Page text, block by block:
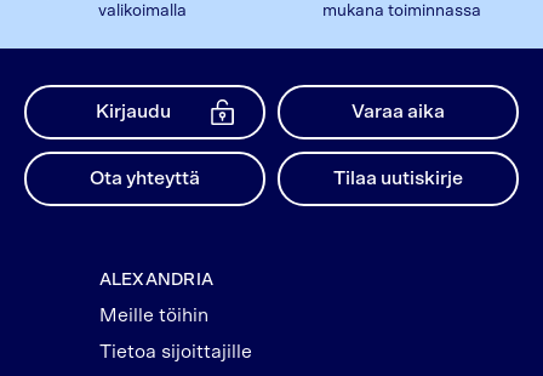
valikoimalla
mukana toiminnassa
Kirjaudu Varaa aika
Ota yhteyttä Tilaa uutiskirje
ALEXANDRIA
Meille töihin
Tietoa sijoittajille